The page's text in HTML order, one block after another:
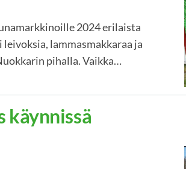
2024 erilaista
lammasmakkaraa ja
pihalla. Vaikka…
käynnissä